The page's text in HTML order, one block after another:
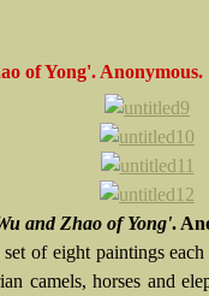
of Yong'.
and Zhao of Yong'.
of eight paintings
camels, horses and